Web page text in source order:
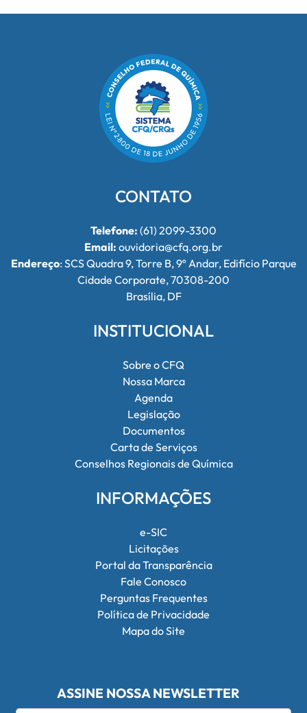
CONTATO
Telefone: (61) 2099-3300
Email: ouvidoria@cfq.org.br
Endereço: SCS Quadra 9, Torre B, 9º Andar, Edifício Parque
Cidade Corporate, 70308-200
Brasília, DF
INSTITUCIONAL
Sobre o CFQ
Nossa Marca
Agenda
Legislação
Documentos
Carta de Serviços
Conselhos Regionais de Química
INFORMAÇÕES
e-SIC
Licitações
Portal da Transparência
Fale Conosco
Perguntas Frequentes
Política de Privacidade
Mapa do Site
ASSINE NOSSA NEWSLETTER